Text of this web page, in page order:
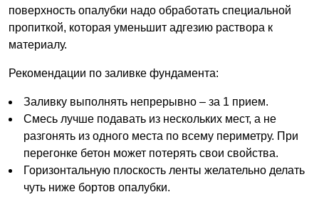
поверхность опалубки надо обработать специальной
пропиткой, которая уменьшит адгезию раствора к
материалу.
Рекомендации по заливке фундамента:
Заливку выполнять непрерывно – за 1 прием.
Смесь лучше подавать из нескольких мест, а не
разгонять из одного места по всему периметру. При
перегонке бетон может потерять свои свойства.
Горизонтальную плоскость ленты желательно делать
чуть ниже бортов опалубки.